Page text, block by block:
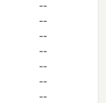
--
--
--
--
--
--
--